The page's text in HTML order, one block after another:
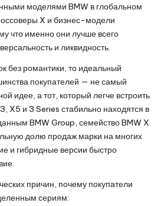
моделями BMW в глобальном
X и бизнес-модели
что именно они лучше всего
и ликвидность.
без романтики, то идеальный
покупателей — не самый
идее, а тот, который легче встроить
X5 и 3 Series стабильно находятся в
BMW Group, семейство BMW X
долю продаж марки на многих
и гибридные версии быстро
причин, почему покупатели
сериям: